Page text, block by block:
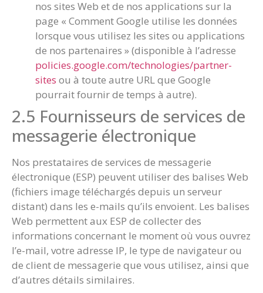
nos sites Web et de nos applications sur la
page « Comment Google utilise les données
lorsque vous utilisez les sites ou applications
de nos partenaires » (disponible à l’adresse
policies.google.com/technologies/partner-
sites ou à toute autre URL que Google
pourrait fournir de temps à autre).
2.5 Fournisseurs de services de
messagerie électronique
Nos prestataires de services de messagerie
électronique (ESP) peuvent utiliser des balises Web
(fichiers image téléchargés depuis un serveur
distant) dans les e-mails qu’ils envoient. Les balises
Web permettent aux ESP de collecter des
informations concernant le moment où vous ouvrez
l’e-mail, votre adresse IP, le type de navigateur ou
de client de messagerie que vous utilisez, ainsi que
d’autres détails similaires.